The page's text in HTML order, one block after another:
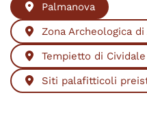
Palmanova
Zona Archeologica
Tempietto di
Siti palafitticoli